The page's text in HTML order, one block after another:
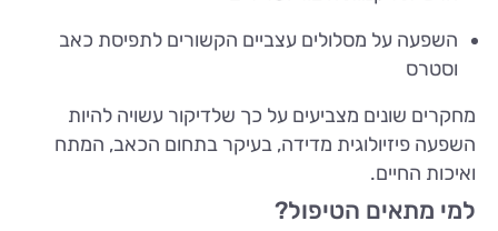
השפעה על מסלולים עצביים הקשורים לתפיסת כאב
וסטרס
מחקרים שונים מצביעים על כך שלדיקור עשויה להיות
השפעה פיזיולוגית מדידה, בעיקר בתחום הכאב, המתח
ואיכות החיים.
למי מתאים הטיפול?